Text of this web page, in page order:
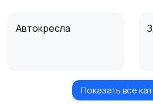
Автокресла
Игрушки и игры 1
Показать все